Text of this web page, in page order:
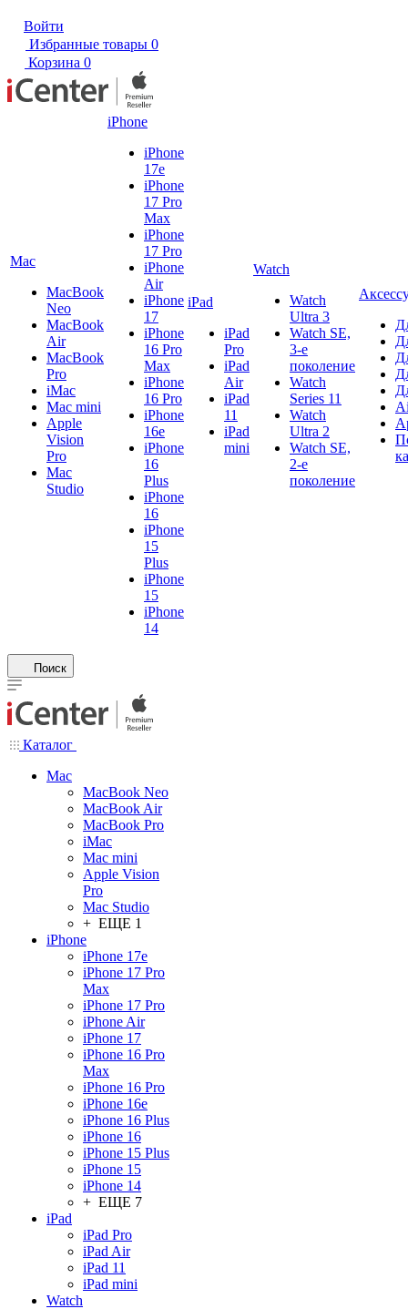
Войти
Избранные товары 0
Корзина 0
Mac
MacBook
Neo
MacBook
Air
MacBook
Pro
iMac
Mac mini
Apple
Vision
Pro
Mac
Studio
iPhone
iPhone
17e
iPhone
17 Pro
Max
iPhone
17 Pro
iPhone
Air
iPhone
17
iPhone
16 Pro
Max
iPhone
16 Pro
iPhone
16e
iPhone
16
Plus
iPhone
16
iPhone
15
Plus
iPhone
15
iPhone
14
iPad
iPad
Pro
iPad
Air
iPad
11
iPad
mini
Watch
Watch
Ultra 3
Watch SE,
3-е
поколение
Watch
Series 11
Watch
Ultra 2
Watch SE,
2-е
поколение
Поиск
Каталог
Mac
MacBook Neo
MacBook Air
MacBook Pro
iMac
Mac mini
Apple Vision
Pro
Mac Studio
+ ЕЩЕ 1
iPhone
iPhone 17e
iPhone 17 Pro
Max
iPhone 17 Pro
iPhone Air
iPhone 17
iPhone 16 Pro
Max
iPhone 16 Pro
iPhone 16e
iPhone 16 Plus
iPhone 16
iPhone 15 Plus
iPhone 15
iPhone 14
+ ЕЩЕ 7
iPad
iPad Pro
iPad Air
iPad 11
iPad mini
Watch